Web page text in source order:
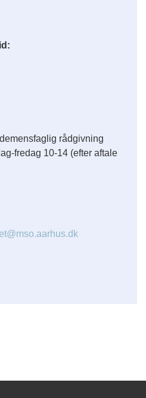
rådgivning
fredag 10-14 (efter aftale